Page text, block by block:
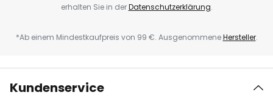
erhalten Sie in derDatenschutzerklärung.
*Ab einem Mindestkaufpreis von 99 €. AusgenommeneHersteller.
Kundenservice